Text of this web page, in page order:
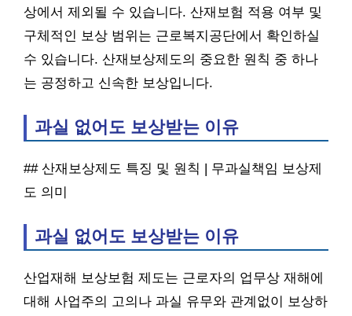
상에서 제외될 수 있습니다. 산재보험 적용 여부 및
구체적인 보상 범위는 근로복지공단에서 확인하실
수 있습니다. 산재보상제도의 중요한 원칙 중 하나
는 공정하고 신속한 보상입니다.
과실 없어도 보상받는 이유
## 산재보상제도 특징 및 원칙 | 무과실책임 보상제
도 의미
과실 없어도 보상받는 이유
산업재해 보상보험 제도는 근로자의 업무상 재해에
대해 사업주의 고의나 과실 유무와 관계없이 보상하